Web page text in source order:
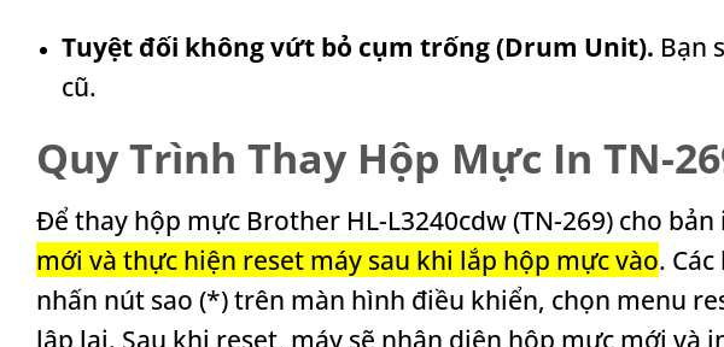
Tuyệt đối không vứt bỏ cụm trống (Drum Unit). Bạn
cũ.
Quy Trình Thay Hộp Mực In TN-
Để thay hộp mực Brother HL-L3240cdw (TN-269) cho
mới và thực hiện reset máy sau khi lắp hộp mực vào.
nhấn nút sao (*) trên màn hình điều khiển, chọn menu
lập lại. Sau khi reset, máy sẽ nhận diện hộp mực mới và